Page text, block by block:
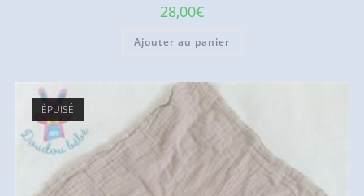
28,00€
Ajouter au panier
ÉPUISÉ